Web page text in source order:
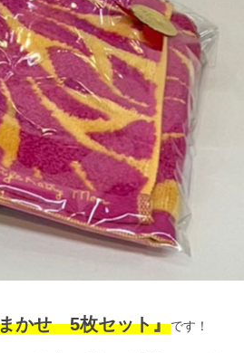
かせ 5枚セット』です！